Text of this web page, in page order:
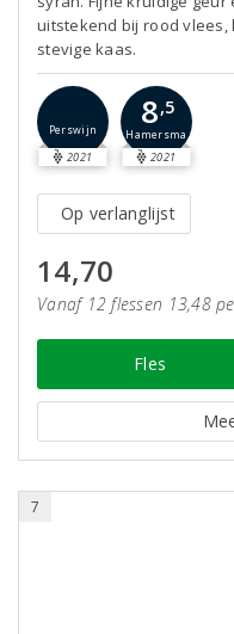
uitstekend bij rood
stevige kaas.
Perswijn
2021
8,5
Hamersma
2021
Op verlanglijst
14,70
Vanaf 12 flessen 13,48
Fles
7